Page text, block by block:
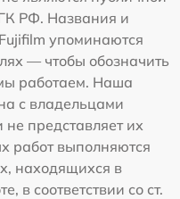
РФ. Названия и
упоминаются
— чтобы обозначить
работаем. Наша
с владельцами
представляет их
работ выполняются
находящихся в
в соответствии со ст.